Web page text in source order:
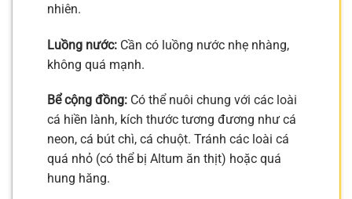
nhiên.
Luồng nước: Cần có luồng nước nhẹ nhàng,
không quá mạnh.
Bể cộng đồng: Có thể nuôi chung với các loài
cá hiền lành, kích thước tương đương như cá
neon, cá bút chì, cá chuột. Tránh các loài cá
quá nhỏ (có thể bị Altum ăn thịt) hoặc quá
hung hăng.